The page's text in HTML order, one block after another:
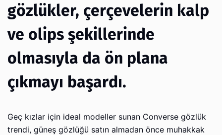
gözlükler, çerçevelerin kalp
ve olips şekillerinde
olmasıyla da ön plana
çıkmayı başardı.
Geç kızlar için ideal modeller sunan Converse gözlük
trendi, güneş gözlüğü satın almadan önce muhakkak